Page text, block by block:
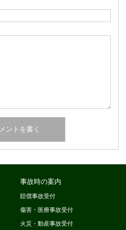
事故時の案内
賠償事故受付
傷害・医療事故受付
火災・動産事故受付